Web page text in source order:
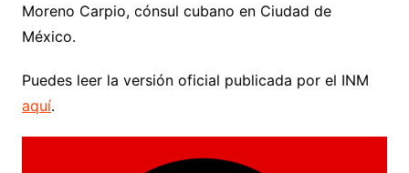
Moreno Carpio, cónsul cubano en Ciudad de
México.
Puedes leer la versión oficial publicada por el INM
aquí.